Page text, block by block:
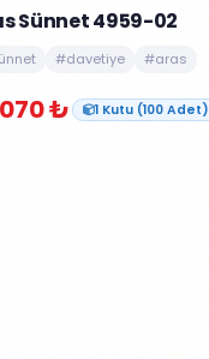
Sünnet 4959-02
#davetiye #aras
₺ 1 Kutu (100 Adet)